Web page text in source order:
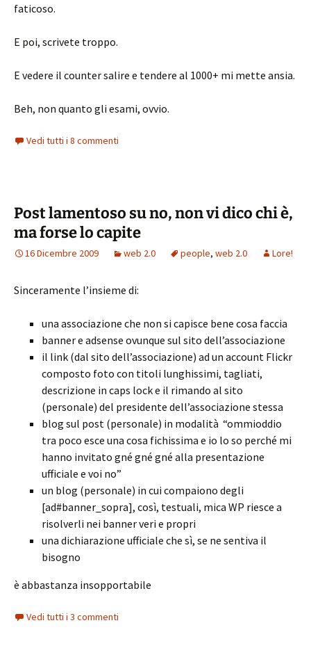
faticoso.
E poi, scrivete troppo.
E vedere il counter salire e tendere al 1000+ mi mette ansia.
Beh, non quanto gli esami, ovvio.
Vedi tutti i 8 commenti
Post lamentoso su no, non vi dico chi è,
ma forse lo capite
16 Dicembre 2009 web 2.0 people, web 2.0 Lore!
Sinceramente l’insieme di:
una associazione che non si capisce bene cosa faccia
banner e adsense ovunque sul sito dell’associazione
il link (dal sito dell’associazione) ad un account Flickr
composto foto con titoli lunghissimi, tagliati,
descrizione in caps lock e il rimando al sito
(personale) del presidente dell’associazione stessa
blog sul post (personale) in modalità “ommioddio
tra poco esce una cosa fichissima e io lo so perché mi
hanno invitato gné gné gné alla presentazione
ufficiale e voi no”
un blog (personale) in cui compaiono degli
[ad#banner_sopra], così, testuali, mica WP riesce a
risolverli nei banner veri e propri
una dichiarazione ufficiale che sì, se ne sentiva il
bisogno
è abbastanza insopportabile
Vedi tutti i 3 commenti